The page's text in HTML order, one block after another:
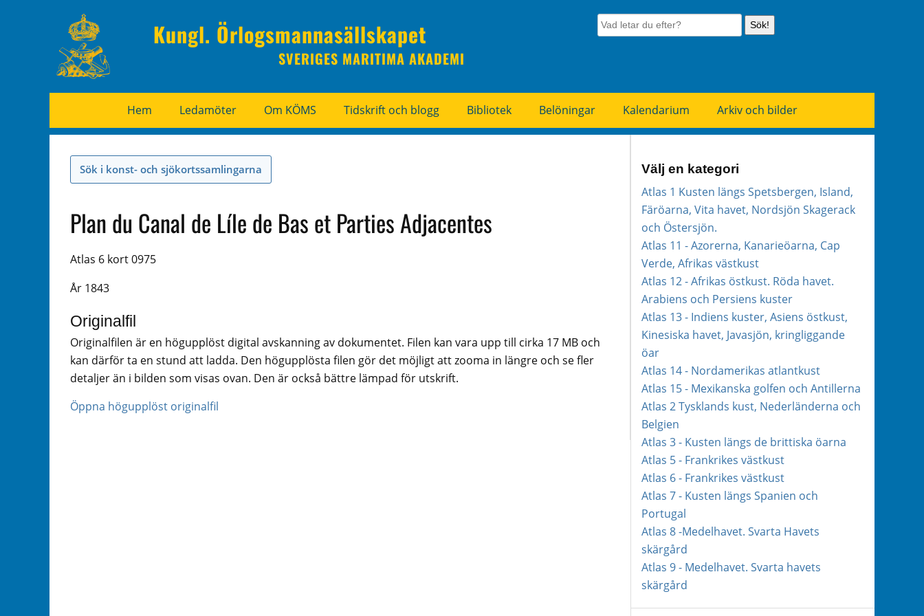
Kungl. Örlogsmannasällskapet
SVERIGES MARITIMA AKADEMI
Sök!
Hem Ledamöter Om KÖMS Tidskrift och blogg Bibliotek Belöningar Kalendarium Arkiv och bilder
Sök i konst- och sjökortssamlingarna
Plan du Canal de Líle de Bas et Parties Adjacentes
Atlas 6 kort 0975
År 1843
Originalfil
Originalfilen är en högupplöst digital avskanning av dokumentet. Filen kan vara upp till cirka 17 MB och
kan därför ta en stund att ladda. Den högupplösta filen gör det möjligt att zooma in längre och se fler
detaljer än i bilden som visas ovan. Den är också bättre lämpad för utskrift.
Öppna högupplöst originalfil
Välj en kategori
Atlas 1 Kusten längs Spetsbergen, Island,
Färöarna, Vita havet, Nordsjön Skagerack
och Östersjön.
Atlas 11 - Azorerna, Kanarieöarna, Cap
Verde, Afrikas västkust
Atlas 12 - Afrikas östkust. Röda havet.
Arabiens och Persiens kuster
Atlas 13 - Indiens kuster, Asiens östkust,
Kinesiska havet, Javasjön, kringliggande
öar
Atlas 14 - Nordamerikas atlantkust
Atlas 15 - Mexikanska golfen och Antillerna
Atlas 2 Tysklands kust, Nederländerna och
Belgien
Atlas 3 - Kusten längs de brittiska öarna
Atlas 5 - Frankrikes västkust
Atlas 6 - Frankrikes västkust
Atlas 7 - Kusten längs Spanien och
Portugal
Atlas 8 -Medelhavet. Svarta Havets
skärgård
Atlas 9 - Medelhavet. Svarta havets
skärgård